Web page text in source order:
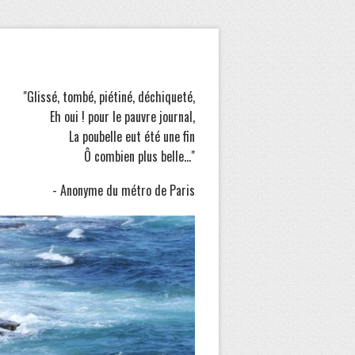
"Glissé, tombé, piétiné, déchiqueté,
Eh oui ! pour le pauvre journal,
La poubelle eut été une fin
Ô combien plus belle..."
- Anonyme du métro de Paris